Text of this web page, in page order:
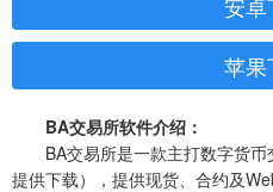
苹果
BA交易所软件介绍：
BA交易所是一款主打数字货币
提供下载），提供现货、合约及